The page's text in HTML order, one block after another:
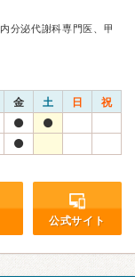
分泌代謝科専門医、甲
金 土 日 祝
公式サイト